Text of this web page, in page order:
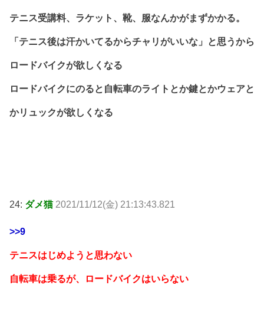
テニス受講料、ラケット、靴、服なんかがまずかかる。
「テニス後は汗かいてるからチャリがいいな」と思うから
ロードバイクが欲しくなる
ロードバイクにのると自転車のライトとか鍵とかウェアと
かリュックが欲しくなる
24: ダメ猫 2021/11/12(金) 21:13:43.821
>>9
テニスはじめようと思わない
自転車は乗るが、ロードバイクはいらない